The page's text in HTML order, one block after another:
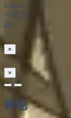
Emoji
小恐龙
花!
×
×
评论